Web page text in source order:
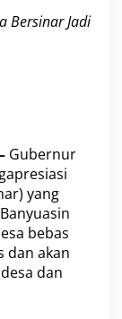
Bersinar Jadi
Gubernur
yang
bebas
dan akan
dan